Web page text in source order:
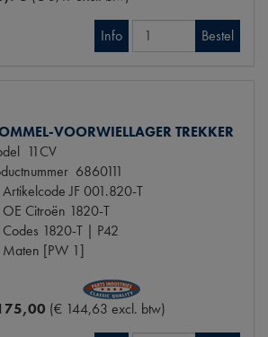
Info Bestel
VOORWIELLAGER TREKKER
11CV
6860111
Artikelcode JF001.820-T
OE Citroën 1820-T
Codes 1820-T | P42
Maten [PW 1]
(€ 144,63 excl. btw)